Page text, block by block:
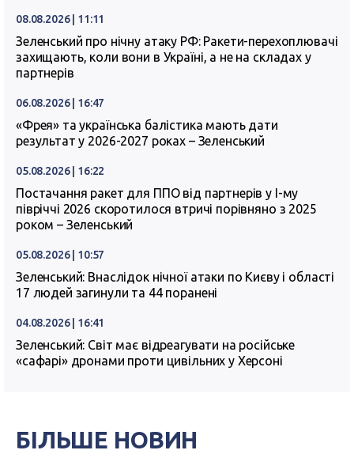
08.08.2026 | 11:11
Зеленський про нічну атаку РФ: Ракети-перехоплювачі
захищають, коли вони в Україні, а не на складах у
партнерів
06.08.2026 | 16:47
«Фрея» та українська балістика мають дати
результат у 2026-2027 роках – Зеленський
05.08.2026 | 16:22
Постачання ракет для ППО від партнерів у I-му
півріччі 2026 скоротилося втричі порівняно з 2025
роком – Зеленський
05.08.2026 | 10:57
Зеленський: Внаслідок нічної атаки по Києву і області
17 людей загинули та 44 поранені
04.08.2026 | 16:41
Зеленський: Світ має відреагувати на російське
«сафарі» дронами проти цивільних у Херсоні
БІЛЬШЕ НОВИН